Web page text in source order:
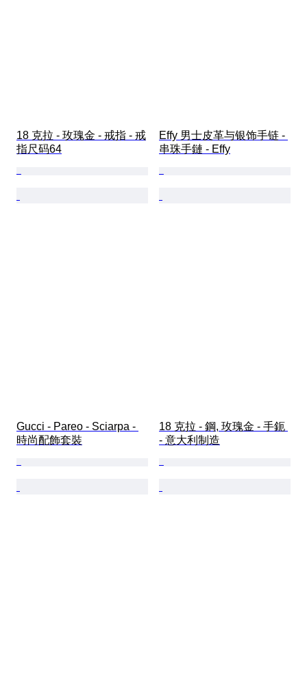
18 克拉 - 玫瑰金 - 戒指 - 戒
指尺码64
Effy 男士皮革与银饰手链 -
串珠手鏈 - Effy
Gucci - Pareo - Sciarpa -
時尚配飾套裝
18 克拉 - 鋼, 玫瑰金 - 手鈪
- 意大利制造